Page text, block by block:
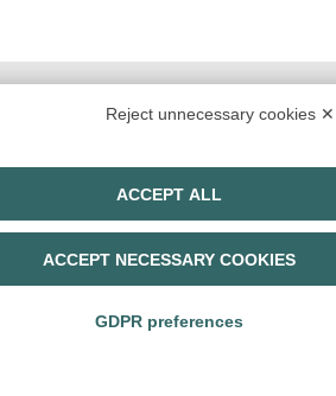
Reject unnecessary cookies ✕
ACCEPT ALL
ACCEPT NECESSARY COOKIES
GDPR preferences